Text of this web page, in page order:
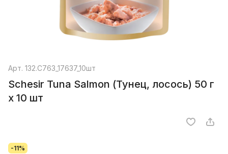
Арт. 132.С763_17637_10шт
Schesir Tuna Salmon (Тунец, лосось) 50 г
х 10 шт
-11%